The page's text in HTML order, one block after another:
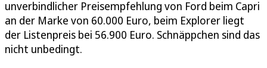
unverbindlicher Preisempfehlung von Ford beim Capri
an der Marke von 60.000 Euro, beim Explorer liegt
der Listenpreis bei 56.900 Euro. Schnäppchen sind das
nicht unbedingt.